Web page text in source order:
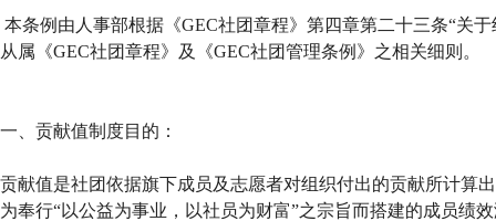
本条例由人事部根据《GEC社团章程》第四章第二十三条“关
从属《GEC社团章程》及《GEC社团管理条例》之相关细则。
一、贡献值制度目的：
贡献值是社团依据旗下成员及志愿者对组织付出的贡献所计算
为奉行“以公益为事业，以社员为财富”之宗旨而搭建的成员绩